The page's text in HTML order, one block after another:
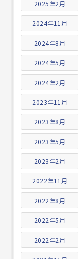
2025年2月
2024年11月
2024年8月
2024年5月
2024年2月
2023年11月
2023年8月
2023年5月
2023年2月
2022年11月
2022年8月
2022年5月
2022年2月